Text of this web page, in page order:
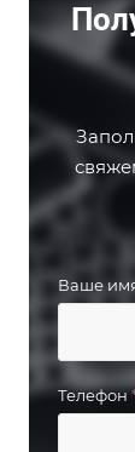
Ваше
Телефон